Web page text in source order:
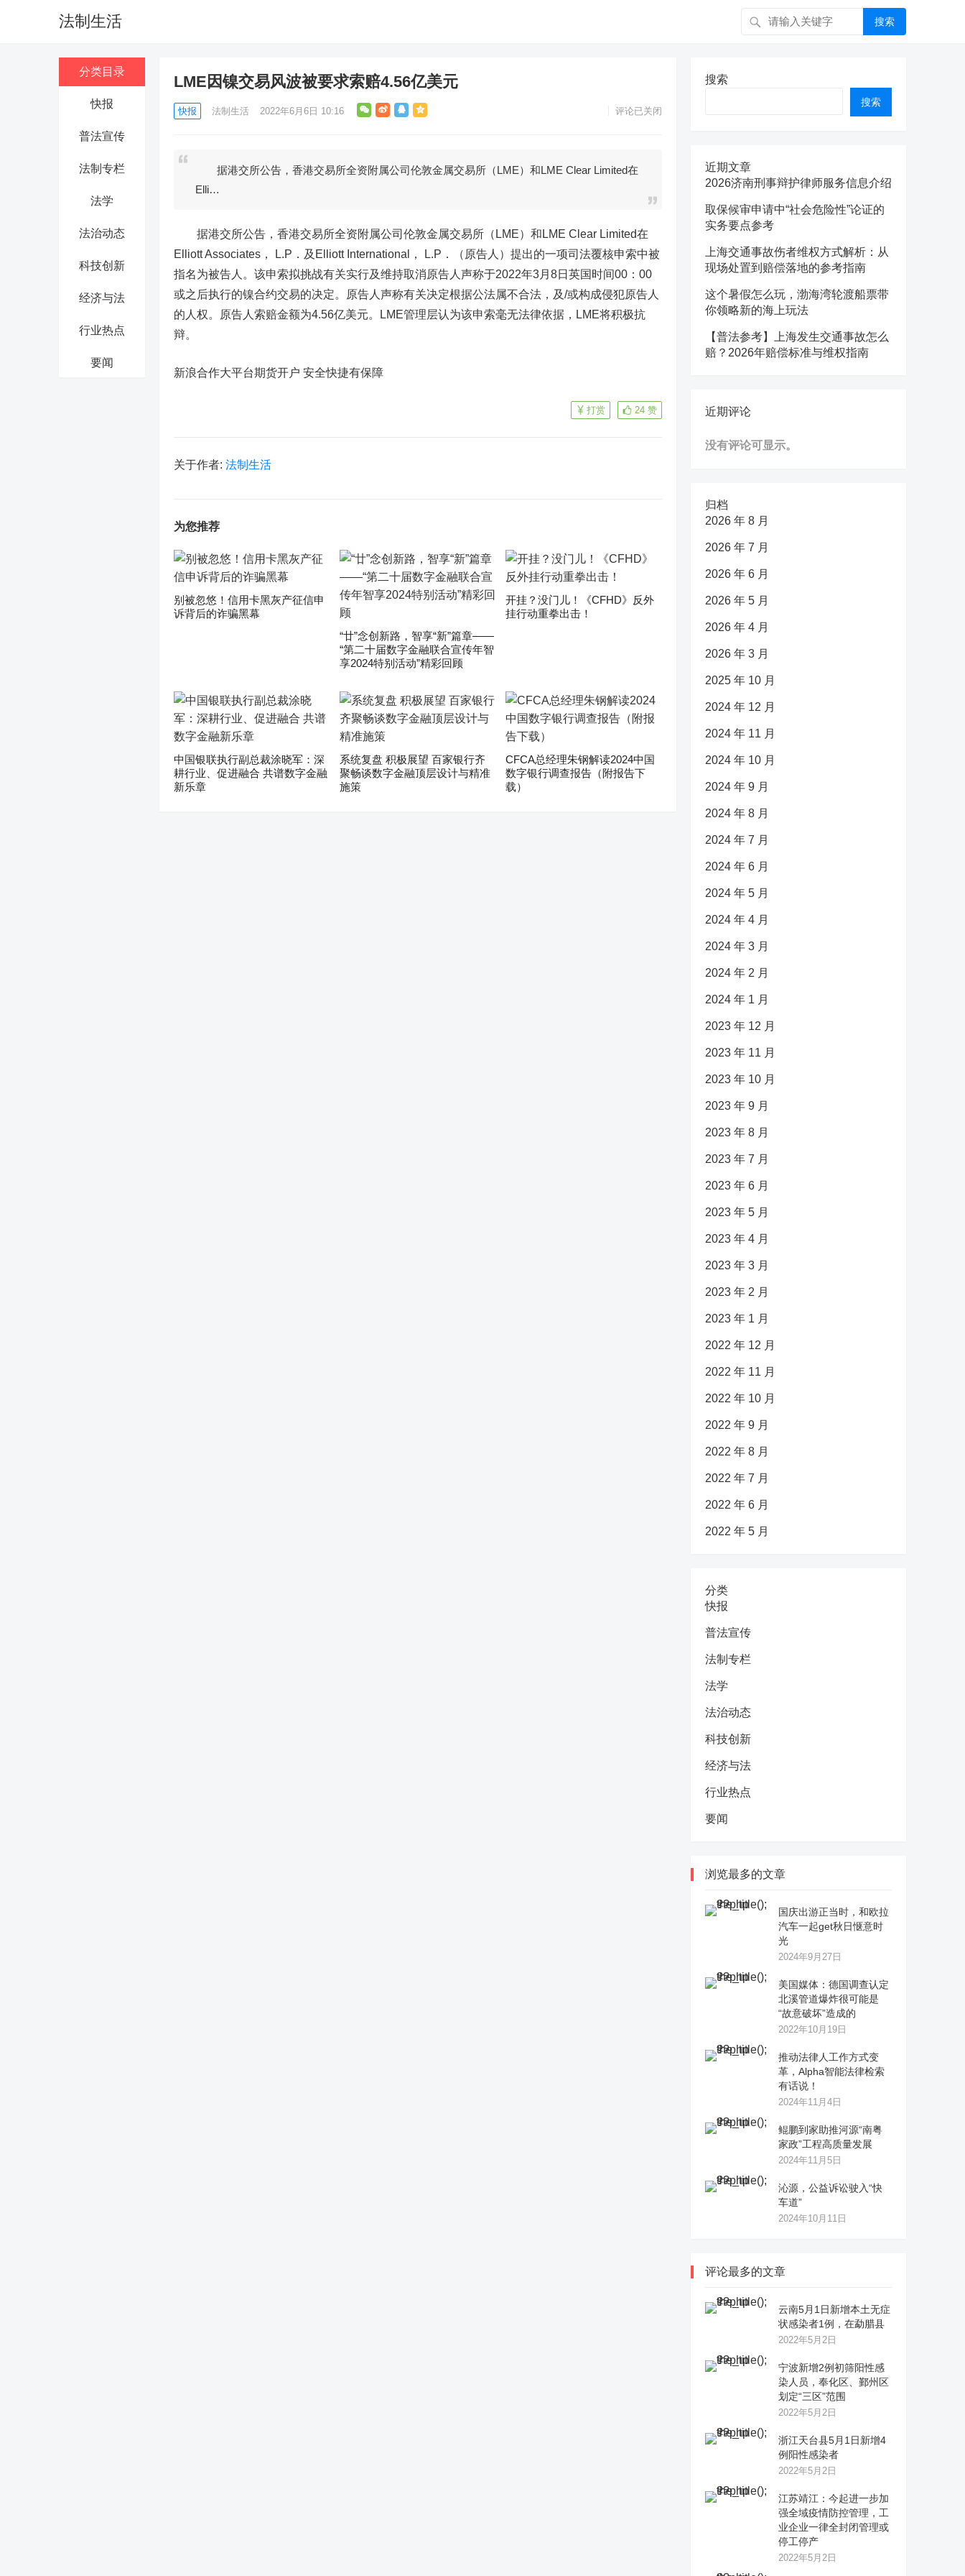
法制生活 搜索
分类目录
快报
普法宣传
法制专栏
法学
法治动态
科技创新
经济与法
行业热点
要闻
LME因镍交易风波被要求索赔4.56亿美元
快报 法制生活 2022年6月6日 10:16 评论已关闭
据港交所公告，香港交易所全资附属公司伦敦金属交易所（LME）和LME Clear Limited在
Elli…
据港交所公告，香港交易所全资附属公司伦敦金属交易所（LME）和LME Clear Limited在
Elliott Associates， L.P．及Elliott International， L.P．（原告人）提出的一项司法覆核申索中被
指名为被告人。该申索拟挑战有关实行及维持取消原告人声称于2022年3月8日英国时间00：00
或之后执行的镍合约交易的决定。原告人声称有关决定根据公法属不合法，及/或构成侵犯原告人
的人权。原告人索赔金额为4.56亿美元。LME管理层认为该申索毫无法律依据，LME将积极抗
辩。
新浪合作大平台期货开户 安全快捷有保障
24 赞
打赏
关于作者: 法制生活
为您推荐
别被忽悠！信用卡黑灰产征信申
诉背后的诈骗黑幕
“廿”念创新路，智享“新”篇章——
“第二十届数字金融联合宣传年智
享2024特别活动”精彩回顾
开挂？没门儿！《CFHD》反外
挂行动重拳出击！
中国银联执行副总裁涂晓军：深
耕行业、促进融合 共谱数字金融
新乐章
系统复盘 积极展望 百家银行齐
聚畅谈数字金融顶层设计与精准
施策
CFCA总经理朱钢解读2024中国
数字银行调查报告（附报告下
载）
搜索
搜索
近期文章
2026济南刑事辩护律师服务信息介绍
取保候审申请中“社会危险性”论证的
实务要点参考
上海交通事故伤者维权方式解析：从
现场处置到赔偿落地的参考指南
这个暑假怎么玩，渤海湾轮渡船票带
你领略新的海上玩法
【普法参考】上海发生交通事故怎么
赔？2026年赔偿标准与维权指南
近期评论
没有评论可显示。
归档
2026 年 8 月
2026 年 7 月
2026 年 6 月
2026 年 5 月
2026 年 4 月
2026 年 3 月
2025 年 10 月
2024 年 12 月
2024 年 11 月
2024 年 10 月
2024 年 9 月
2024 年 8 月
2024 年 7 月
2024 年 6 月
2024 年 5 月
2024 年 4 月
2024 年 3 月
2024 年 2 月
2024 年 1 月
2023 年 12 月
2023 年 11 月
2023 年 10 月
2023 年 9 月
2023 年 8 月
2023 年 7 月
2023 年 6 月
2023 年 5 月
2023 年 4 月
2023 年 3 月
2023 年 2 月
2023 年 1 月
2022 年 12 月
2022 年 11 月
2022 年 10 月
2022 年 9 月
2022 年 8 月
2022 年 7 月
2022 年 6 月
2022 年 5 月
分类
快报
普法宣传
法制专栏
法学
法治动态
科技创新
经济与法
行业热点
要闻
浏览最多的文章
国庆出游正当时，和欧拉
汽车一起get秋日惬意时
光
2024年9月27日
美国媒体：德国调查认定
北溪管道爆炸很可能是
“故意破坏”造成的
2022年10月19日
推动法律人工作方式变
革，Alpha智能法律检索
有话说！
2024年11月4日
鲲鹏到家助推河源“南粤
家政”工程高质量发展
2024年11月5日
沁源，公益诉讼驶入“快
车道”
2024年10月11日
评论最多的文章
云南5月1日新增本土无症
状感染者1例，在勐腊县
2022年5月2日
宁波新增2例初筛阳性感
染人员，奉化区、鄞州区
划定“三区”范围
2022年5月2日
浙江天台县5月1日新增4
例阳性感染者
2022年5月2日
江苏靖江：今起进一步加
强全域疫情防控管理，工
业企业一律全封闭管理或
停工停产
2022年5月2日